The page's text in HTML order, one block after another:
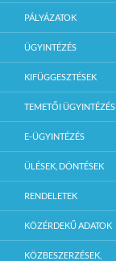
PÁLYÁZATOK
ÜGYINTÉZÉS
KIFÜGGESZTÉSEK
TEMETŐI ÜGYINTÉZÉS
E-ÜGYINTÉZÉS
ÜLÉSEK, DÖNTÉSEK
RENDELETEK
KÖZÉRDEKŰ ADATOK
KÖZBESZERZÉSEK,